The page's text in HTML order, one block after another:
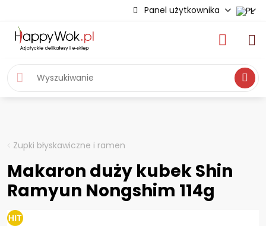
Panel użytkownika
Zupki błyskawiczne i ramen
Makaron duży kubek Shin
Ramyun Nongshim 114g